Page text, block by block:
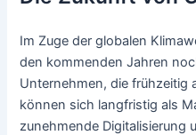
Im Zuge der globalen
den kommenden Jahren
Unternehmen, die frühzeitig
können sich langfristig als
zunehmende Digitalisierung